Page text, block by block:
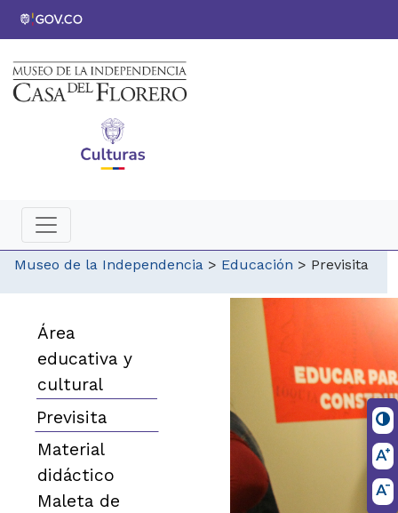
Museo de la Independencia > Educación > Previsita
Área
educativa y
cultural
Previsita
Material
didáctico
Maleta de